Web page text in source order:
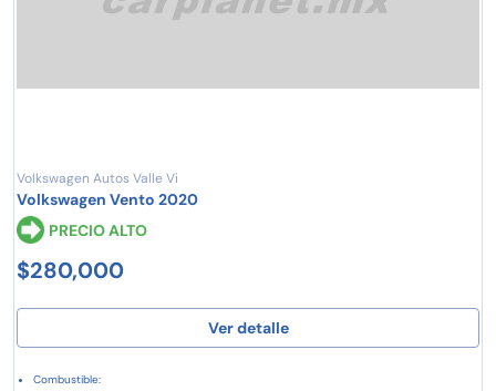
Volkswagen Autos Valle Vi
Volkswagen Vento 2020
PRECIO ALTO
$280,000
Ver detalle
Combustible: